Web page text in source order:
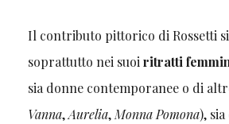
Il contributo pittorico di Rossetti
soprattutto nei suoiritratti
sia donne contemporanee o di
Vanna,Aurelia,Monna Pomona),